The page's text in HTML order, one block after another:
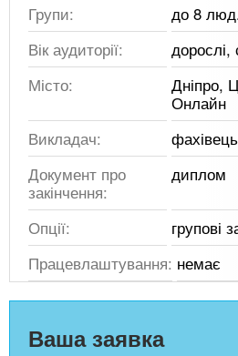
Групи:
до 8
Вік аудиторії:
дорослі,
Місто:
Дніпро,
Онлайн
Викладач:
Документ про
закінчення:
диплом
Опції:
групові
Працевлаштування: немає
Ваша заявка